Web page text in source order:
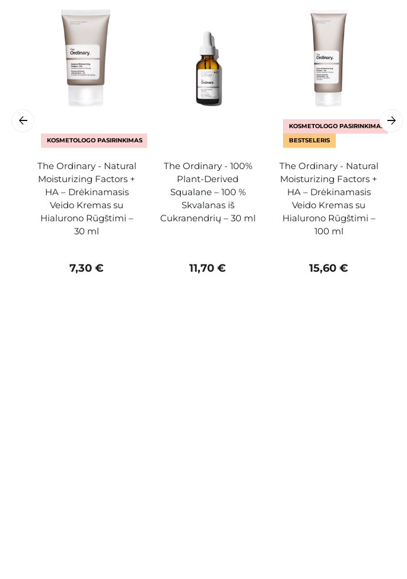
KOSMETOLOGO PASIRINKIMAS
The Ordinary - Natural
Moisturizing Factors +
HA – Drėkinamasis
Veido Kremas su
Hialurono Rūgštimi –
30 ml
7,30 €
The Ordinary - 100%
Plant-Derived
Squalane – 100 %
Skvalanas iš
Cukranendrių – 30 ml
11,70 €
KOSMETOLOGO PASIRINKIMAS
BESTSELERIS
The Ordinary - Natural
Moisturizing Factors +
HA – Drėkinamasis
Veido Kremas su
Hialurono Rūgštimi –
100 ml
15,60 €